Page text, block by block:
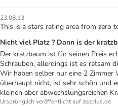
23.08.13
This is a stars rating area from zero
Nicht viel Platz ? Dann is der
Der kratzbaum ist für seinen Preis
Schrauben, allerdings ist es ratsam
Wir haben selber nur eine 2
überhaupt nicht, ist sehr schön und
kleinen aber abwechslungsreichen
Ursprünglich veröffentlicht auf zooplus.de